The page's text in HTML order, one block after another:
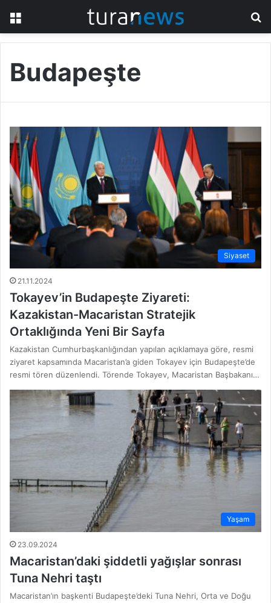
Budapeşte
Siyaset
21.11.2024
Tokayev’in Budapeşte Ziyareti:
Kazakistan-Macaristan Stratejik
Ortaklığında Yeni Bir Sayfa
Kazakistan Cumhurbaşkanlığından yapılan açıklamaya göre, resmi
ziyaret kapsamında Macaristan’a giden Tokayev için Budapeşte’de
resmi tören düzenlendi. Törende Tokayev, Macaristan Başbakanı…
Yaşam
23.09.2024
Macaristan’daki şiddetli yağışlar sonrası
Tuna Nehri taştı
Macaristan’ın başkenti Budapeşte’deki Tuna Nehri, Orta ve Doğu